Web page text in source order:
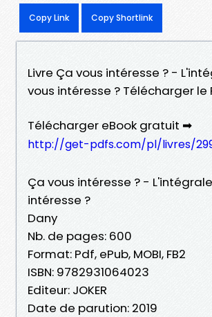
Copy Link Copy Shortlink
Livre Ça vous intéresse ? -
vous intéresse ? Télécharger le
Télécharger eBook gratuit ➡
http://get-pdfs.com/pl/livres/
Ça vous intéresse ? -
intéresse ?
Dany
Nb. de pages: 600
Format: Pdf, ePub, MOBI, FB2
ISBN: 9782931064023
Editeur: JOKER
Date de parution: 2019